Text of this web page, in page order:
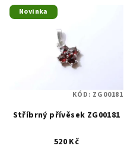
o
d
ý
Novinka
Stříbrný přívěsek ZG00181
520 Kč
KÓD: ZG00181